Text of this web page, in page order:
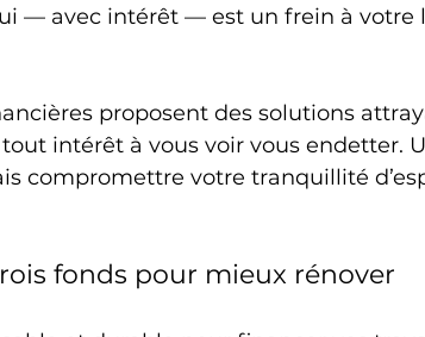
— avec intérêt — est un frein à votre
proposent des solutions
tout intérêt à vous voir vous endetter.
compromettre votre tranquillité
fonds pour mieux rénover